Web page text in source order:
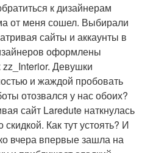
к дизайнерам
от меня сошел. Выбирали
сайты и аккаунты в
оформлены
Девушки
и жаждой пробовать
отозвался у нас обоих?
сайт Laredute наткнулась
Как тут устоять? И
вчера впервые зашла на